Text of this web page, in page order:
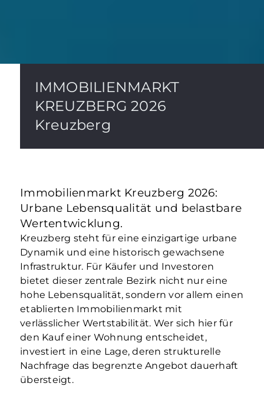
IMMOBILIENMARKT
KREUZBERG 2026
Kreuzberg
Immobilienmarkt Kreuzberg 2026:
Urbane Lebensqualität und belastbare
Wertentwicklung.
Kreuzberg steht für eine einzigartige urbane
Dynamik und eine historisch gewachsene
Infrastruktur. Für Käufer und Investoren
bietet dieser zentrale Bezirk nicht nur eine
hohe Lebensqualität, sondern vor allem einen
etablierten Immobilienmarkt mit
verlässlicher Wertstabilität. Wer sich hier für
den Kauf einer Wohnung entscheidet,
investiert in eine Lage, deren strukturelle
Nachfrage das begrenzte Angebot dauerhaft
übersteigt.